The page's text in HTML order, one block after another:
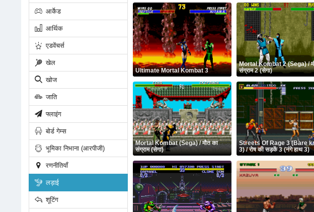
आर्केड
आर्थिक
एडवेंचर्स
खेल
खोज
जाति
फ्लाइंग
बोर्ड गेम्स
भूमिका निभाना (आरपीजी)
रणनीतियाँ
लड़ाई
शूटिंग
Ultimate Mortal Kombat 3
Mortal Kombat 2 (Sega) /
संग्राम 2 (सेगा)
Mortal Kombat (Sega) / मौत का
संग्राम (सेगा)
Streets Of Rage 3 (Bare
3) / रोष की सड़कें 3 (नंगे हाथ 3)